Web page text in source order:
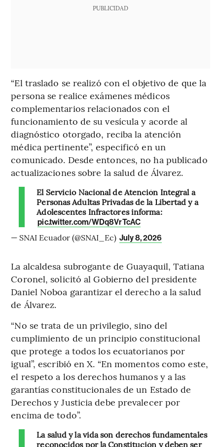
PUBLICIDAD
“El traslado se realizó con el objetivo de que la
persona se realice exámenes médicos
complementarios relacionados con el
funcionamiento de su vesícula y acorde al
diagnóstico otorgado, reciba la atención
médica pertinente”, especificó en un
comunicado. Desde entonces, no ha publicado
actualizaciones sobre la salud de Álvarez.
El Servicio Nacional de Atención Integral a
Personas Adultas Privadas de la Libertad y a
Adolescentes Infractores informa:
pic.twitter.com/WDq8VrTcAC
— SNAI Ecuador (@SNAI_Ec) July 8, 2026
La alcaldesa subrogante de Guayaquil, Tatiana
Coronel, solicitó al Gobierno del presidente
Daniel Noboa garantizar el derecho a la salud
de Álvarez.
“No se trata de un privilegio, sino del
cumplimiento de un principio constitucional
que protege a todos los ecuatorianos por
igual”, escribió en X. “En momentos como este,
el respeto a los derechos humanos y a las
garantías constitucionales de un Estado de
Derechos y Justicia debe prevalecer por
encima de todo”.
La salud y la vida son derechos fundamentales
reconocidos por la Constitución y deben ser